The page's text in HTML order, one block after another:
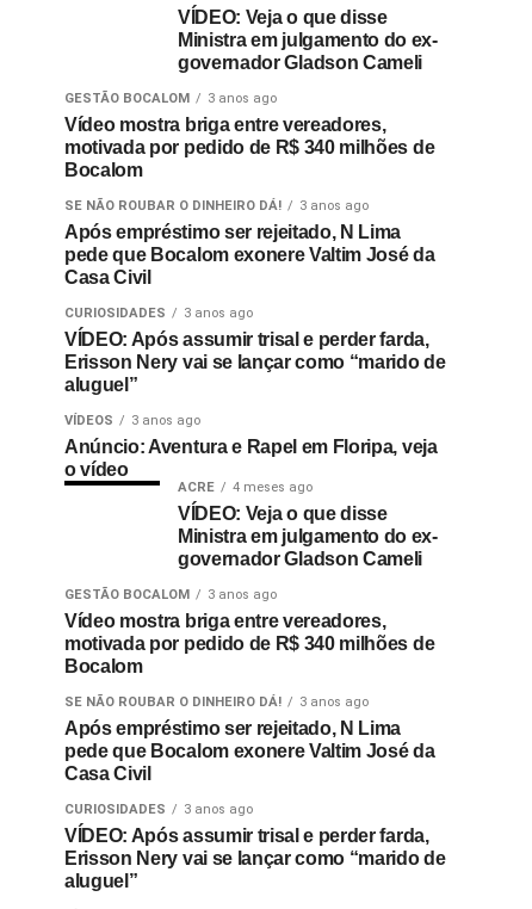
VÍDEO: Veja o que disse
Ministra em julgamento do ex-
governador Gladson Cameli
GESTÃO BOCALOM 3 anos ago
Vídeo mostra briga entre vereadores,
motivada por pedido de R$ 340 milhões de
Bocalom
SE NÃO ROUBAR O DINHEIRO DÁ! 3 anos ago
Após empréstimo ser rejeitado, N Lima
pede que Bocalom exonere Valtim José da
Casa Civil
CURIOSIDADES 3 anos ago
VÍDEO: Após assumir trisal e perder farda,
Erisson Nery vai se lançar como “marido de
aluguel”
VÍDEOS 3 anos ago
Anúncio: Aventura e Rapel em Floripa, veja
o vídeo
ACRE 4 meses ago
VÍDEO: Veja o que disse
Ministra em julgamento do ex-
governador Gladson Cameli
GESTÃO BOCALOM 3 anos ago
Vídeo mostra briga entre vereadores,
motivada por pedido de R$ 340 milhões de
Bocalom
SE NÃO ROUBAR O DINHEIRO DÁ! 3 anos ago
Após empréstimo ser rejeitado, N Lima
pede que Bocalom exonere Valtim José da
Casa Civil
CURIOSIDADES 3 anos ago
VÍDEO: Após assumir trisal e perder farda,
Erisson Nery vai se lançar como “marido de
aluguel”